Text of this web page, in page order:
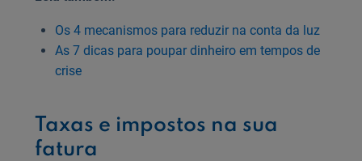
Os 4 mecanismos para reduzir na conta da luz
As 7 dicas para poupar dinheiro em tempos de
crise
Taxas e impostos na sua
fatura